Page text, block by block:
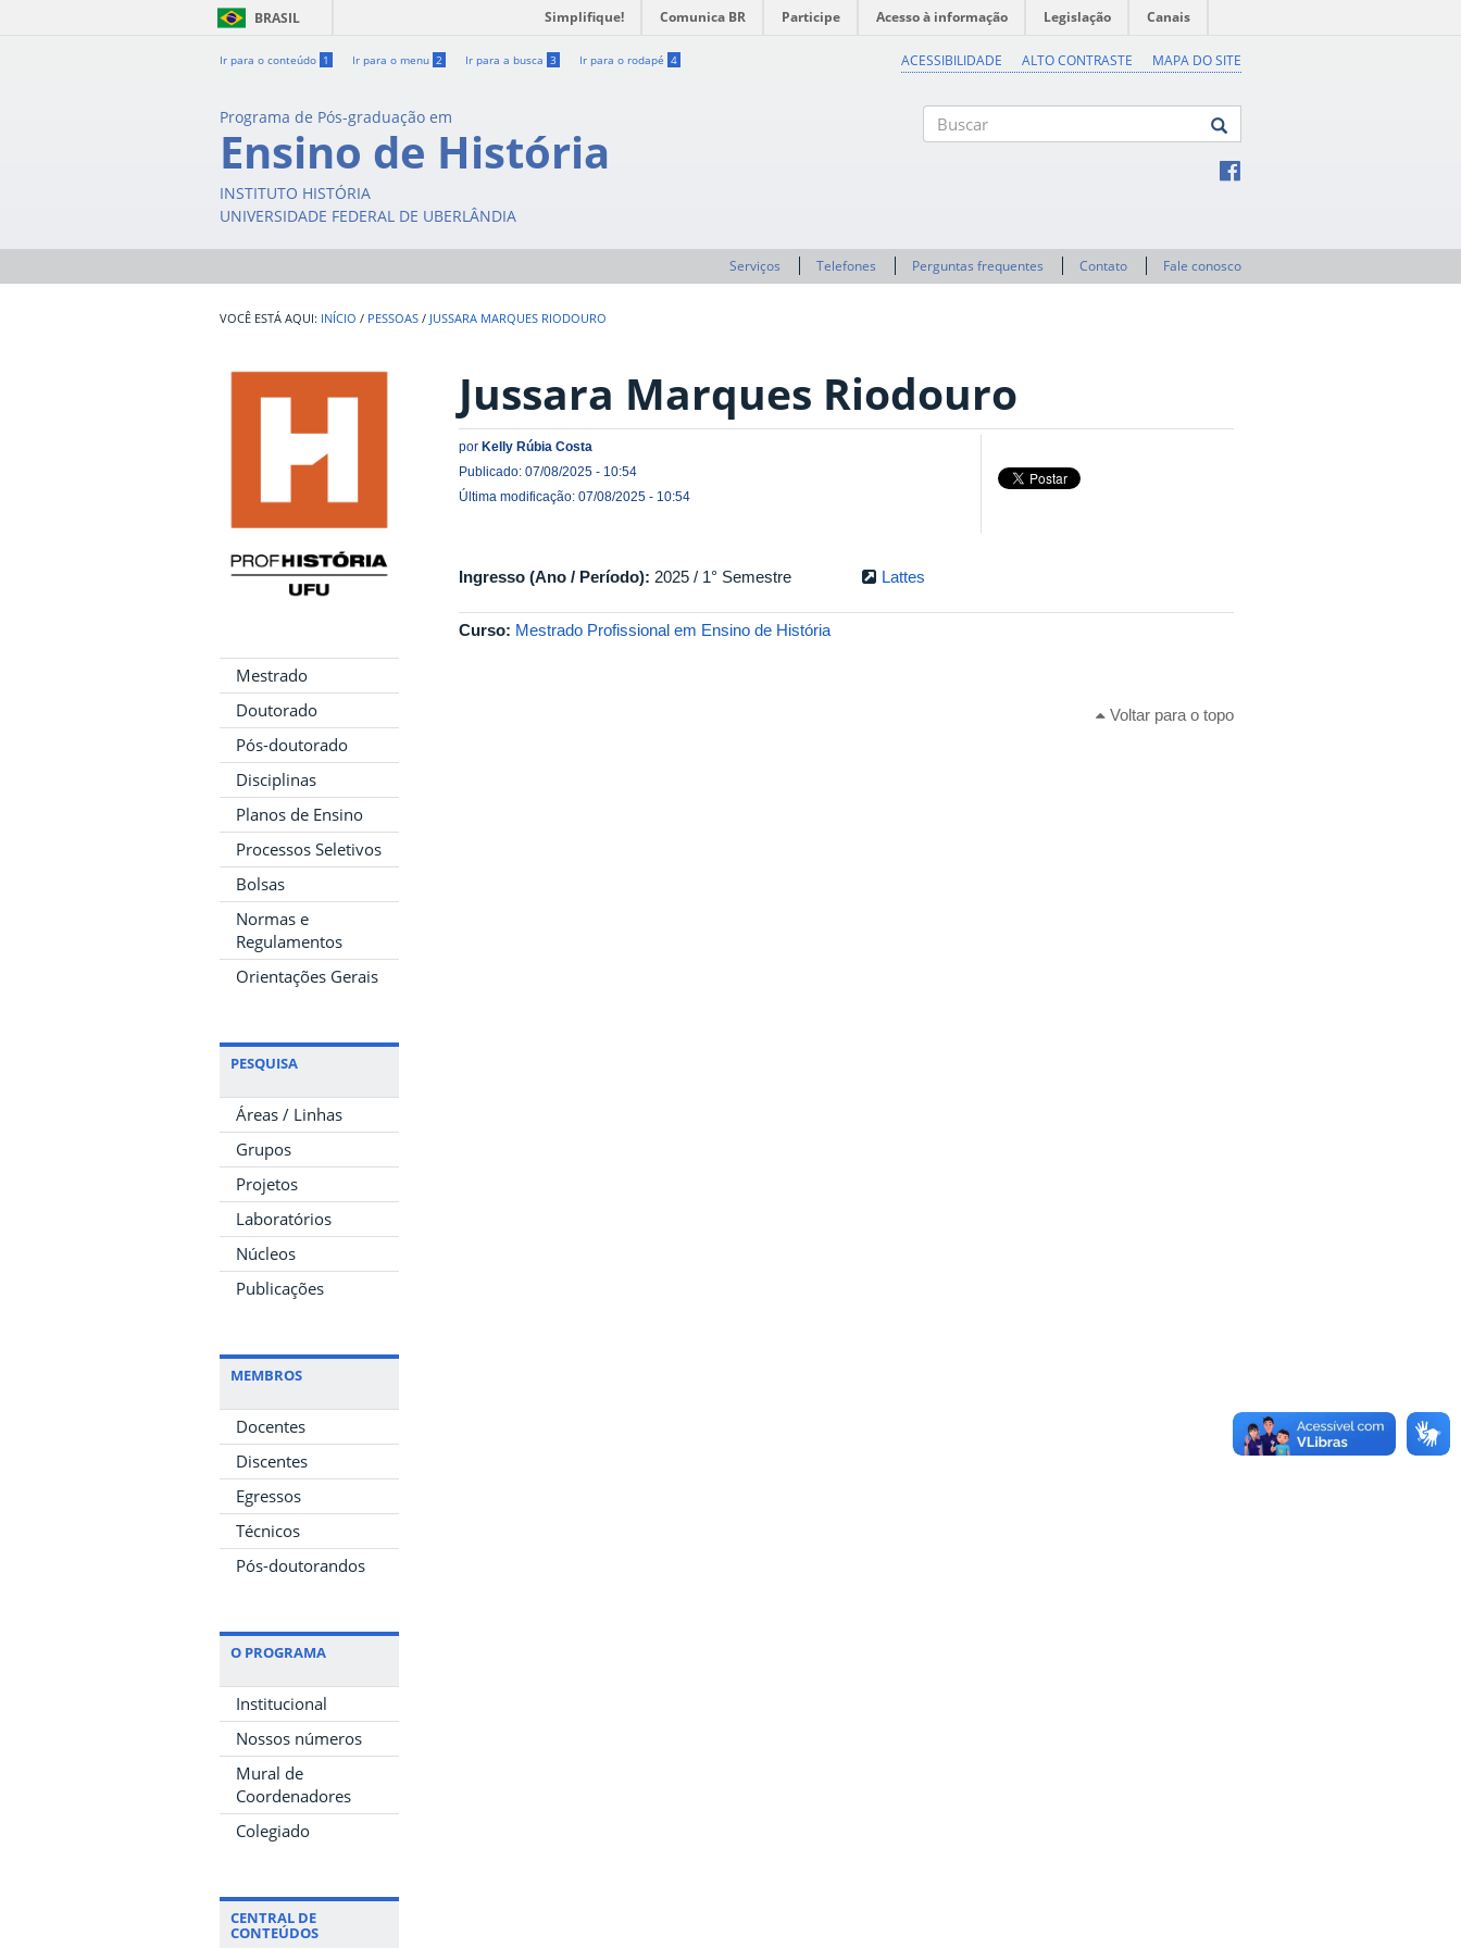
BRASIL Simplifique! Comunica BR Participe Acesso à informação Legislação Canais
Ir para o conteúdo 1 Ir para o menu 2 Ir para a busca 3 Ir para o rodapé 4 ACESSIBILIDADE ALTO CONTRASTE MAPA DO SITE
Programa de Pós-graduação em
Ensino de História
INSTITUTO HISTÓRIA
UNIVERSIDADE FEDERAL DE UBERLÂNDIA
Serviços Telefones Perguntas frequentes Contato Fale conosco
INÍCIO / PESSOAS / JUSSARA MARQUES RIODOURO
Mestrado
Doutorado
Pós-doutorado
Disciplinas
Planos de Ensino
Processos Seletivos
Bolsas
Normas e
Regulamentos
Orientações Gerais
PESQUISA
Áreas / Linhas
Grupos
Projetos
Laboratórios
Núcleos
Publicações
MEMBROS
Docentes
Discentes
Egressos
Técnicos
Pós-doutorandos
O PROGRAMA
Institucional
Nossos números
Mural de
Coordenadores
Colegiado
CENTRAL DE
CONTEÚDOS
Jussara Marques Riodouro
por Kelly Rúbia Costa
Publicado: 07/08/2025 - 10:54
Última modificação: 07/08/2025 - 10:54
Ingresso (Ano / Período): 2025 / 1° Semestre Lattes
Curso: Mestrado Profissional em Ensino de História
Voltar para o topo